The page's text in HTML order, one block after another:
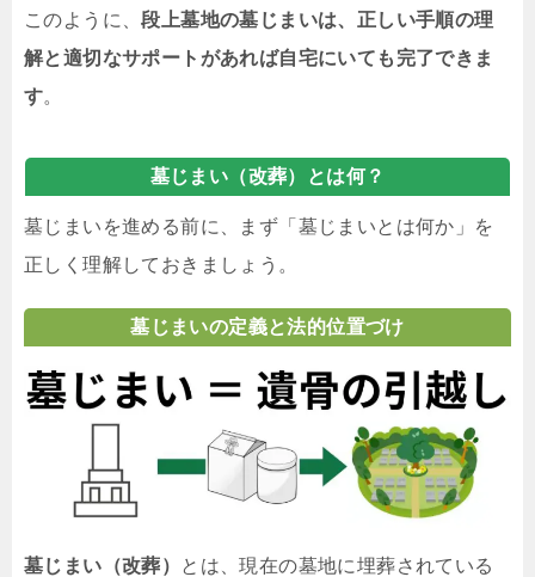
このように、段上墓地の墓じまいは、正しい手順の理
解と適切なサポートがあれば自宅にいても完了できま
す。
墓じまい（改葬）とは何？
墓じまいを進める前に、まず「墓じまいとは何か」を
正しく理解しておきましょう。
墓じまいの定義と法的位置づけ
墓じまい（改葬）
とは、現在の墓地に埋葬されている